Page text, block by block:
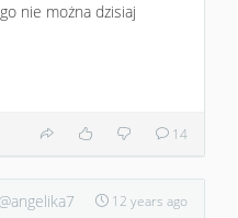
nie można dzisiaj
14
@angelika7 12 years ago